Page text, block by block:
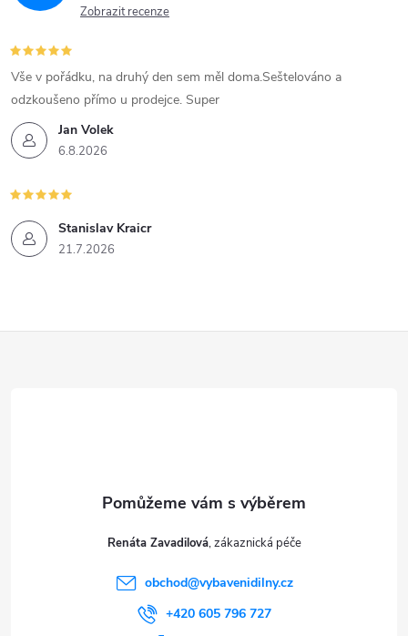
Zobrazit recenze
Jan Volek
6.8.2026
Vše v pořádku, na druhý den sem měl doma.Seštelováno a
odzkoušeno přímo u prodejce. Super
Stanislav Kraicr
21.7.2026
Renáta Zavadilová
obchod@vybavenidilny.cz
+420 605 796 727